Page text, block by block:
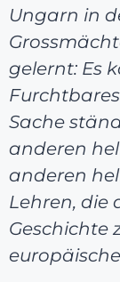
Ungarn in
gelernt: Es
Sache
anderen
anderen
Lehren, die
Geschichte